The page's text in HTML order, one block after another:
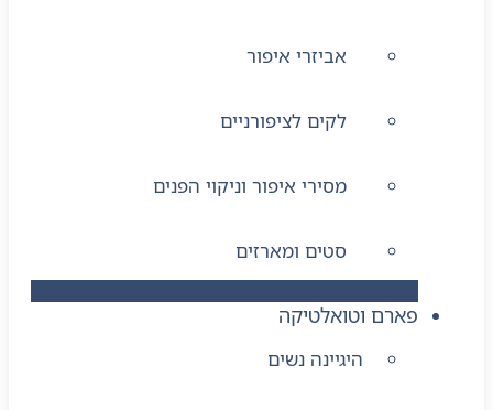
אביזרי איפור
לקים לציפורניים
מסירי איפור וניקוי הפנים
סטים ומארזים
פארם וטואלטיקה
היגיינה נשים